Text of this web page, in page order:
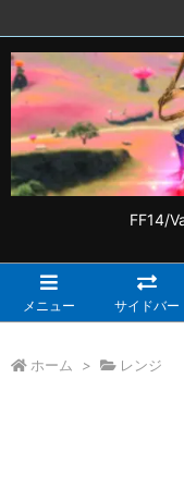
FF14/
メニュー サイドバー
ホーム > レンジ